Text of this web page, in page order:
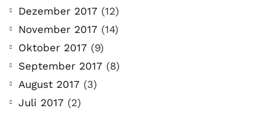
Dezember 2017 (12)
November 2017 (14)
Oktober 2017 (9)
September 2017 (8)
August 2017 (3)
Juli 2017 (2)